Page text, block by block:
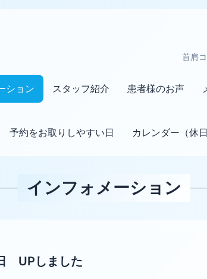
首肩
ション スタッフ紹介 患者様のお声
予約をお取りしやすい日 カレンダー（休日
インフォメーション
UPしました